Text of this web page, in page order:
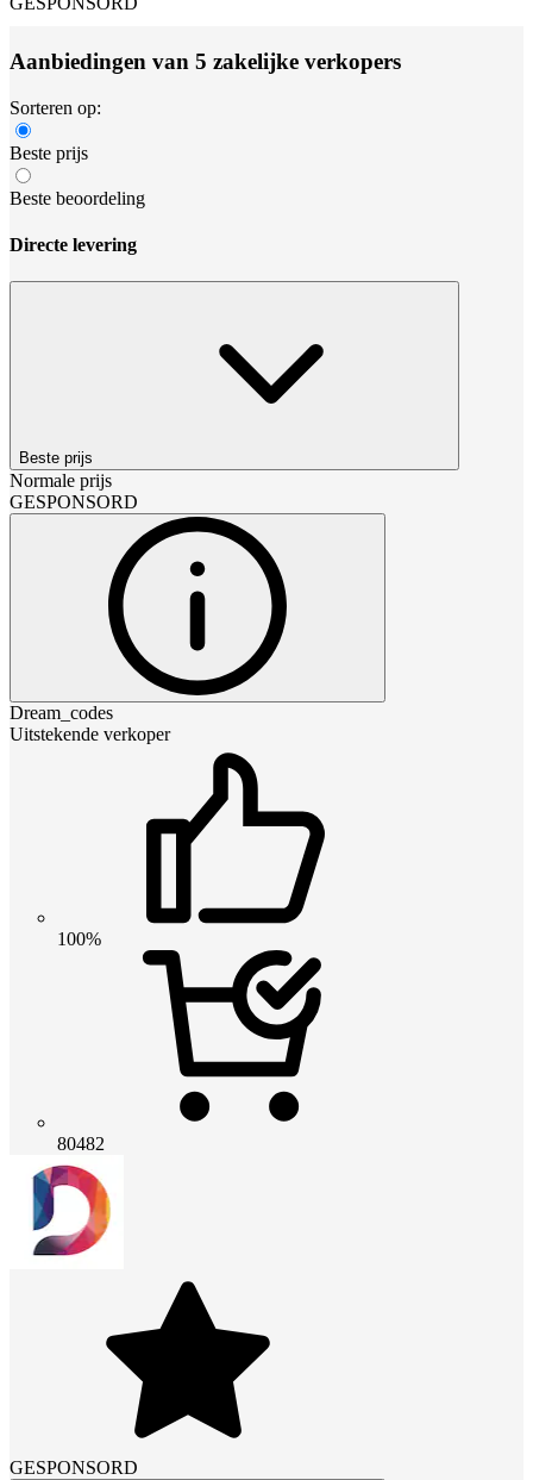
Aanbiedingen van 5 zakelijke verkopers
Sorteren op:
Beste prijs
Beste beoordeling
Directe levering
Beste prijs
Normale prijs
GESPONSORD
Dream_codes
Uitstekende verkoper
100%
80482
GESPONSORD